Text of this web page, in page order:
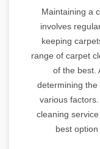
Maintaining a
involves
keeping
range of carpet
of the best.
determining the
various
cleaning
best